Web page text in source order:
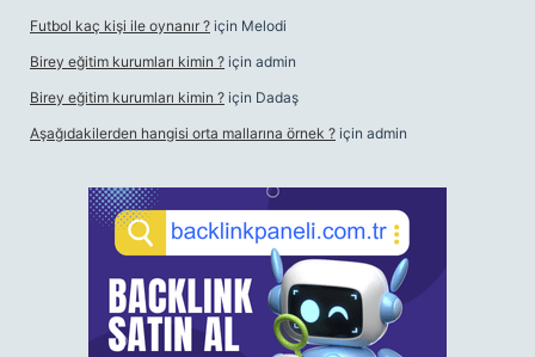
Futbol kaç kişi ile oynanır ? için Melodi
Birey eğitim kurumları kimin ? için admin
Birey eğitim kurumları kimin ? için Dadaş
Aşağıdakilerden hangisi orta mallarına örnek ? için admin